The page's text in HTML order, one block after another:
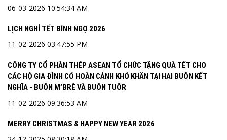
06-03-2026 10:54:34 AM
LỊCH NGHỈ TẾT BÍNH NGỌ 2026
11-02-2026 03:47:55 PM
CÔNG TY CỔ PHẦN THÉP ASEAN TỔ CHỨC TẶNG QUÀ TẾT CHO
CÁC HỘ GIA ĐÌNH CÓ HOÀN CẢNH KHÓ KHĂN TẠI HAI BUÔN KẾT
NGHĨA - BUÔN M’BRÊ VÀ BUÔN TUÔR
11-02-2026 09:36:53 AM
MERRY CHRISTMAS & HAPPY NEW YEAR 2026